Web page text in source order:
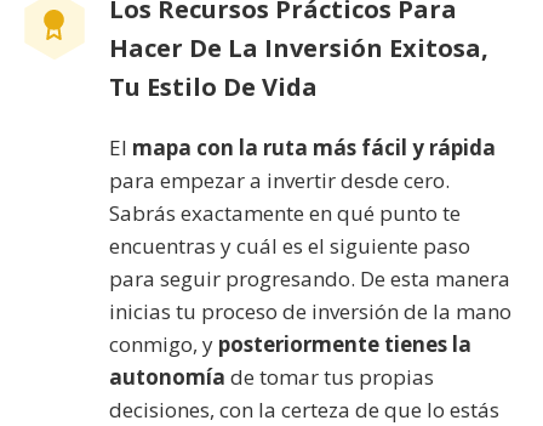
Los Recursos Prácticos Para
Hacer De La Inversión Exitosa,
Tu Estilo De Vida
El mapa con la ruta más fácil y rápida
para empezar a invertir desde cero.
Sabrás exactamente en qué punto te
encuentras y cuál es el siguiente paso
para seguir progresando. De esta manera
inicias tu proceso de inversión de la mano
conmigo, y posteriormente tienes la
autonomía de tomar tus propias
decisiones, con la certeza de que lo estás